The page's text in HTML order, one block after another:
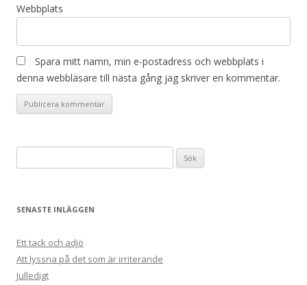
Webbplats
Spara mitt namn, min e-postadress och webbplats i
denna webbläsare till nästa gång jag skriver en kommentar.
efter:
SENASTE INLÄGGEN
Ett tack och adjö
Att lyssna på det som är irriterande
Julledigt